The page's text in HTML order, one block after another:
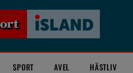
SPORT AVEL HÄSTLIV